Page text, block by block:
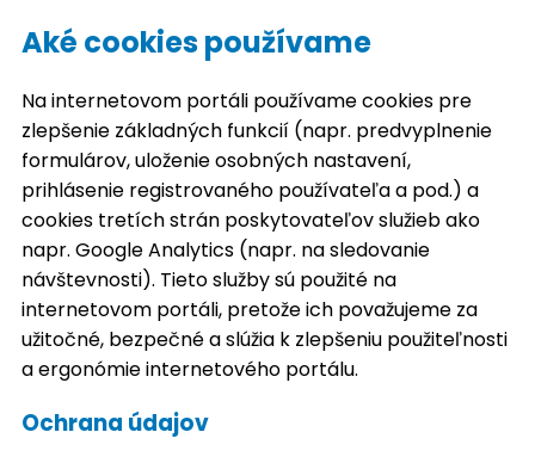
Aké cookies používame
Na internetovom portáli používame cookies pre
zlepšenie základných funkcií (napr. predvyplnenie
formulárov, uloženie osobných nastavení,
prihlásenie registrovaného používateľa a pod.) a
cookies tretích strán poskytovateľov služieb ako
napr. Google Analytics (napr. na sledovanie
návštevnosti). Tieto služby sú použité na
internetovom portáli, pretože ich považujeme za
užitočné, bezpečné a slúžia k zlepšeniu použiteľnosti
a ergonómie internetového portálu.
Ochrana údajov